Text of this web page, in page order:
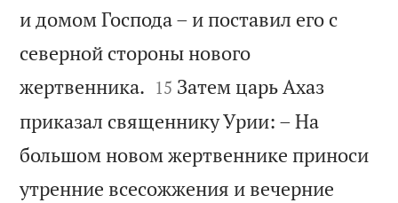
и домом Господа – и поставил его с
северной стороны нового
жертвенника. 

15 Затем царь Ахаз
приказал священнику Урии: – На
большом новом жертвеннике приноси
утренние всесожжения и вечерние